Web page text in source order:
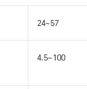
24~57
4.5~100